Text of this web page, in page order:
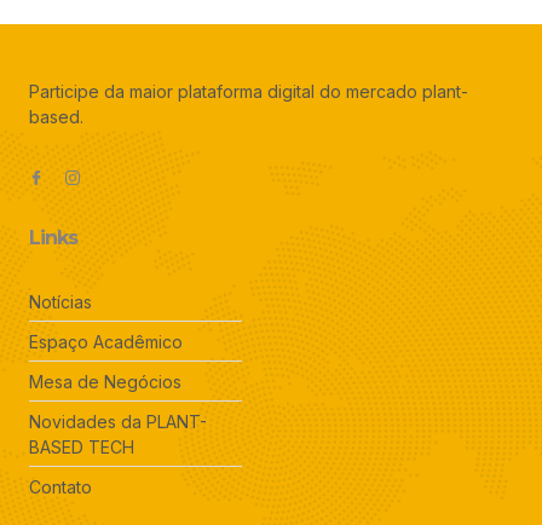
Participe da maior plataforma digital do mercado plant-
based.
Links
Notícias
Espaço Acadêmico
Mesa de Negócios
Novidades da PLANT-
BASED TECH
Contato